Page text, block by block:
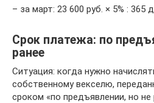
– за март: 23 600 руб. × 5% : 365
Срок платежа: по
ранее
Ситуация: когда нужно
собственному векселю,
сроком «по предъявлении, но